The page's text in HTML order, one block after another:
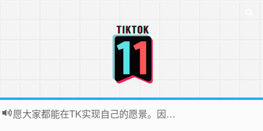
愿大家都能在TK实现自己的愿景。因为站长平时很忙，后台联系投稿无法全部回复，十分抱歉